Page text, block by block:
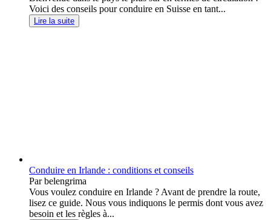
Voici des conseils pour conduire en Suisse en tant...
Lire la suite
Conduire en Irlande : conditions et conseils
Par belengrima
Vous voulez conduire en Irlande ? Avant de prendre la route,
lisez ce guide. Nous vous indiquons le permis dont vous avez
besoin et les règles à...